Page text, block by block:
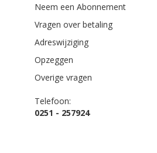
Neem een Abonnement
Vragen over betaling
Adreswijziging
Opzeggen
Overige vragen
Telefoon:
0251 - 257924